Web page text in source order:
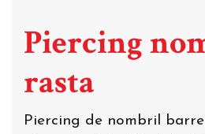
Piercing
rasta
Piercing de nombril